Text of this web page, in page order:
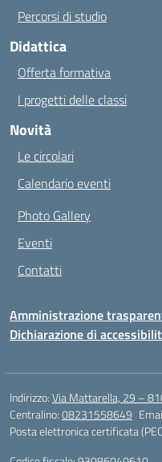
Percorsi di studio
Didattica
Offerta formativa
I progetti delle classi
Novità
Le circolari
Calendario eventi
Photo Gallery
Eventi
Contatti
Amministrazione
Dichiarazione di
Indirizzo:Via Mattarella, 29 –
Centralino:08231558649
Posta elettronica certificata